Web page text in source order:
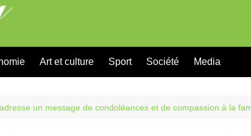
Art et culture Sport Société Media
un message de condoléances et de compassion à la